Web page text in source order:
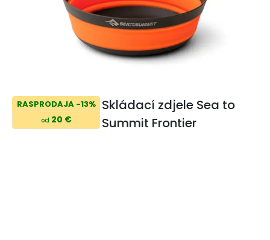
RASPRODAJA -13%
od 20 €
Skládací zdjele Sea to
Summit Frontier